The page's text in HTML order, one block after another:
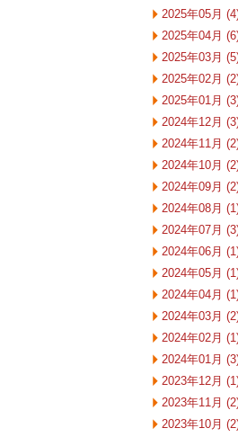
2025年05月
2025年04月
2025年03月
2025年02月
2025年01月
2024年12月
2024年11月
2024年10月
2024年09月
2024年08月
2024年07月
2024年06月
2024年05月
2024年04月
2024年03月
2024年02月
2024年01月
2023年12月
2023年11月
2023年10月